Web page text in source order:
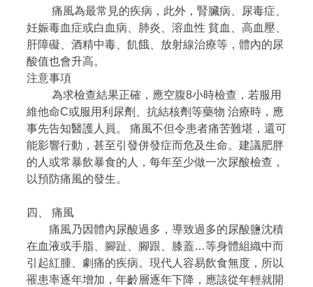
痛風為最常見的疾病，此外，腎臟病、尿毒症、
妊娠毒血症或白血病、肺炎、溶血性 貧血、高血壓、
肝障礙、酒精中毒、飢餓、放射線治療等，體內的尿
酸值也會升高。
注意事項
為求檢查結果正確，應空腹8小時檢查，若服用
維他命C或服用利尿劑、抗結核劑等藥物 治療時，應
事先告知醫護人員。 痛風不但令患者痛苦難堪，還可
能影響行動，甚至引發併發症而危及生命。建議肥胖
的人或常暴飲暴食的人，每年至少做一次尿酸檢查，
以預防痛風的發生。
四、 痛風
痛風乃因體內尿酸過多，導致過多的尿酸鹽沈積
在血液或手脂、腳趾、腳跟、膝蓋…等身體組織中而
引起紅腫、劇痛的疾病。現代人容易飲食無度，所以
罹患率逐年增加，年齡層逐年下降，應該從年輕就開